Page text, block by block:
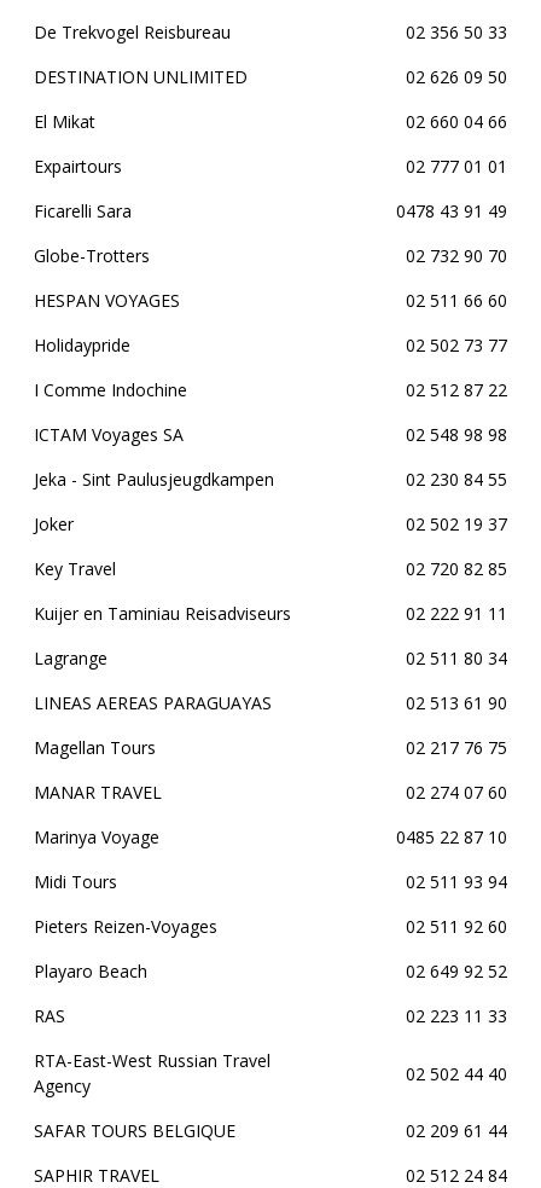
De Trekvogel Reisbureau
02 356 50 33
DESTINATION UNLIMITED
02 626 09 50
El Mikat
02 660 04 66
Expairtours
02 777 01 01
Ficarelli Sara
0478 43 91 49
Globe-Trotters
02 732 90 70
HESPAN VOYAGES
02 511 66 60
Holidaypride
02 502 73 77
I Comme Indochine
02 512 87 22
ICTAM Voyages SA
02 548 98 98
Jeka - Sint Paulusjeugdkampen
02 230 84 55
Joker
02 502 19 37
Key Travel
02 720 82 85
Kuijer en Taminiau Reisadviseurs
02 222 91 11
Lagrange
02 511 80 34
LINEAS AEREAS PARAGUAYAS
02 513 61 90
Magellan Tours
02 217 76 75
MANAR TRAVEL
02 274 07 60
Marinya Voyage
0485 22 87 10
Midi Tours
02 511 93 94
Pieters Reizen-Voyages
02 511 92 60
Playaro Beach
02 649 92 52
RAS
02 223 11 33
RTA-East-West Russian Travel
Agency
02 502 44 40
SAFAR TOURS BELGIQUE
02 209 61 44
SAPHIR TRAVEL
02 512 24 84